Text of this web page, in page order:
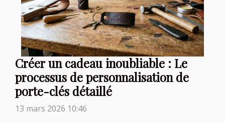
Créer un cadeau inoubliable : Le
processus de personnalisation de
porte-clés détaillé
13 mars 2026 10:46